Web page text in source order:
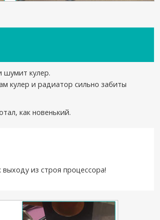
шумит кулер.
кулер и радиатор сильно забиты
как новенький.
из строя процессора!